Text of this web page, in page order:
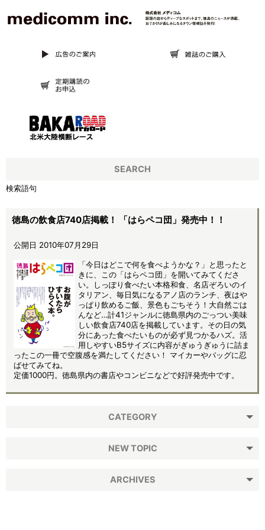
徳島の飲食店740店掲載！ 「はらペコ団」発売中！！
公開日 2010年07月29日
「今日はどこで何を食べようかな？」と思ったと
きに、この「はらペコ団」を開いてみてくださ
い。しっぽり食べたい本格和食、名店ぞろいのイ
タリアン、毎日気になるアノ店のランチ、夜はや
っぱり飲めるご飯、景色もごちそう！大自然ごは
んなど…計41ジャンルに徳島県内のごっつい美味
しい飲食店740店を掲載しています。その日の気
分にあった食べたいものが必ず見つかるハズ。活
用しやすいB5サイズに内容がぎゅうぎゅうに詰ま
ったこの一冊で空腹感を満たしてください！ マイカーやバッグに忍
ばせてみてね。
定価1000円。徳島県内の書店やコンビニなどで好評発売中です。
CATEGORY
NEW TOPIC
ARCHIVES
SEARCH
検索語句